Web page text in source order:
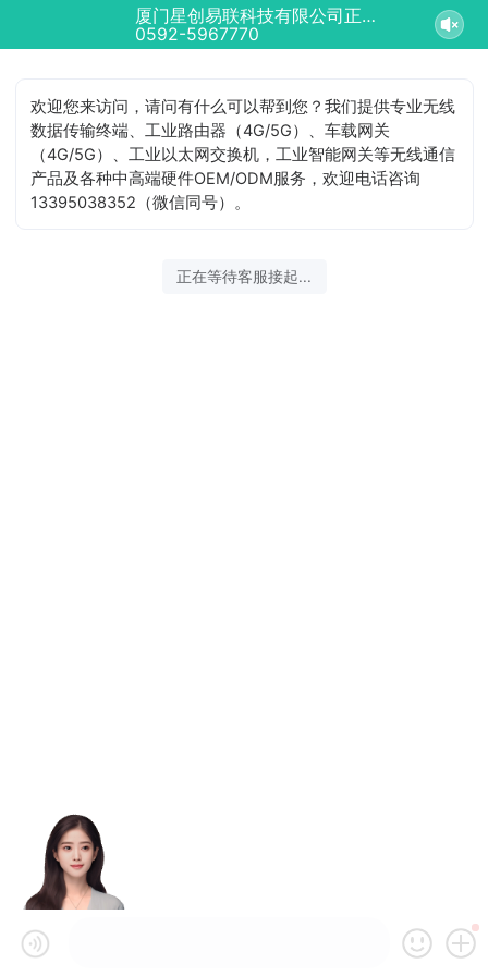
厦门星创易联科技有限公司正在为您服务
0592-5967770
欢迎您来访问，请问有什么可以帮到您？我们提供专业无线
数据传输终端、工业路由器（4G/5G）、车载网关
（4G/5G）、工业以太网交换机，工业智能网关等无线通信
产品及各种中高端硬件OEM/ODM服务，欢迎电话咨询
13395038352（微信同号）。
正在等待客服接起...